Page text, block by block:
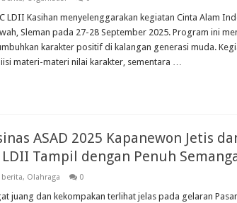
LDII Kasihan menyelenggarakan kegiatan Cinta Alam
Sleman pada 27-28 September 2025. Program ini
karakter positif di kalangan generasi muda.
materi-materi nilai karakter, sementara …
ASAD 2025 Kapanewon Jetis
Tampil dengan Penuh
berita, Olahraga 0
juang dan kekompakan terlihat jelas pada gelaran